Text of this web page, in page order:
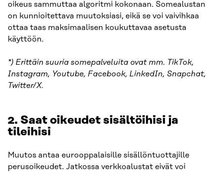
oikeus sammuttaa algoritmi kokonaan. Somealustan
on kunnioitettava muutoksiasi, eikä se voi vaivihkaa
ottaa taas maksimaalisen koukuttavaa asetusta
käyttöön.
*) Erittäin suuria somepalveluita ovat mm. TikTok,
Instagram, Youtube, Facebook, LinkedIn, Snapchat,
Twitter/X.
2. Saat oikeudet sisältöihisi ja
tileihisi
Muutos antaa eurooppalaisille sisällöntuottajille
perusoikeudet. Jatkossa verkkoalustat eivät voi